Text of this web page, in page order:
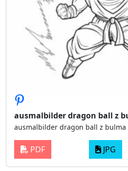
ausmalbilder dragon ball z
ausmalbilder dragon ball z bulma
PDF JPG